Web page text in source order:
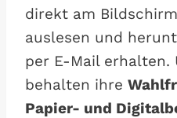
direkt am Bildschirm
auslesen und
per E-Mail erhalten.
behalten ihre
Papier- und